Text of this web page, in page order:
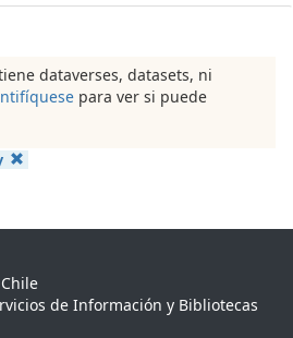
dataverses, datasets, ni
para ver si puede
de Información y Bibliotecas